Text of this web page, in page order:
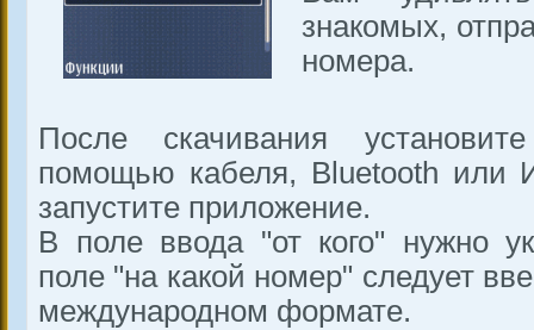
знакомых,
номера.
После скачивания
помощью кабеля, Bluetooth или
запустите приложение.
В поле ввода "от кого" нужно
поле "на какой номер" следует
международном формате.